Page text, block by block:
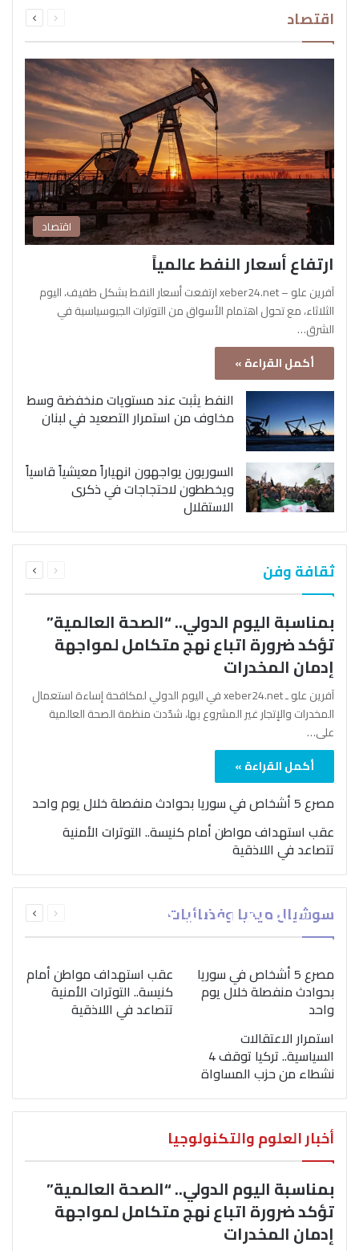
اقتصاد الصفحةالصفحة
اقتصاد
ارتفاع أسعار النفط عالمياً
آفرين علو – xeber24.net ارتفعت أسعار النفط بشكل طفيف، اليوم
الثلاثاء، مع تحول اهتمام الأسواق من التوترات الجيوسياسية في
الشرق…
أكمل القراءة »
النفط يثبت عند مستويات منخفضة وسط
مخاوف من استمرار التصعيد في لبنان
السوريون يواجهون انهياراً معيشياً قاسياً
ويخططون لاحتجاجات في ذكرى
الاستقلال
ثقافة وفن الصفحةالصفحة
بمناسبة اليوم الدولي.. “الصحة العالمية”
تؤكد ضرورة اتباع نهج متكامل لمواجهة
إدمان المخدرات
آفرين علو ـ xeber24.net في اليوم الدولي لمكافحة إساءة استعمال
المخدرات والإتجار غير المشروع بها، شدّدت منظمة الصحة العالمية
على…
أكمل القراءة »
مصرع 5 أشخاص في سوريا بحوادث منفصلة خلال يوم واحد
عقب استهداف مواطن أمام كنيسة.. التوترات الأمنية
تتصاعد في اللاذقية
سوشيال ميديا وفضائيات الصفحةالصفحة
بمناسبة اليوم الدولي..
“الصحة العالمية” تؤكد
ضرورة اتباع نهج متكامل
لمواجهة إدمان المخدرات
مصرع 5 أشخاص في سوريا
بحوادث منفصلة خلال يوم
واحد
عقب استهداف مواطن أمام
كنيسة.. التوترات الأمنية
تتصاعد في اللاذقية
استمرار الاعتقالات
السياسية.. تركيا توقف 4
نشطاء من حزب المساواة
أخبار العلوم والتكنولوجيا
بمناسبة اليوم الدولي.. “الصحة العالمية”
تؤكد ضرورة اتباع نهج متكامل لمواجهة
إدمان المخدرات